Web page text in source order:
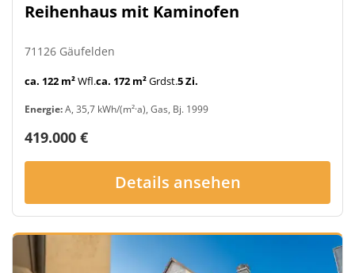
Reihenhaus mit Kaminofen
71126 Gäufelden
ca. 122 m²Wfl.ca. 172 m²Grdst.5 Zi.
Energie:A, 35,7 kWh/(m²·a), Gas, Bj. 1999
419.000 €
Details ansehen